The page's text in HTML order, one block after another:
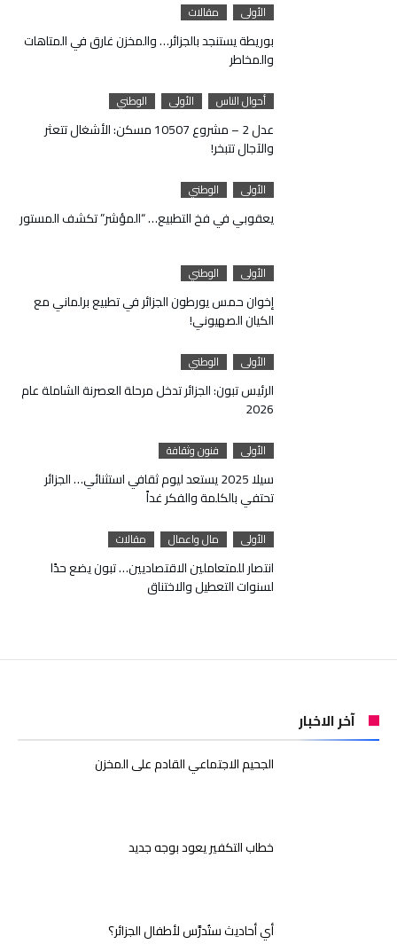
الأولى مقالات
بوريطة يستنجد بالجزائر… والمخزن غارق في المتاهات
والمخاطر
أحوال الناس الأولى الوطني
عدل 2 – مشروع 10507 مسكن: الأشغال تتعثر
والآجال تتبخر!
الأولى الوطني
يعقوبي في فخ التطبيع… “المؤشر” تكشف المستور
الأولى الوطني
إخوان حمس يورطون الجزائر في تطبيع برلماني مع
الكيان الصهيوني!
الأولى الوطني
الرئيس تبون: الجزائر تدخل مرحلة العصرنة الشاملة عام
2026
الأولى فنون وثقافة
سيلا 2025 يستعد ليوم ثقافي استثنائي… الجزائر
تحتفي بالكلمة والفكر غداً
الأولى مال واعمال مقالات
انتصار للمتعاملين الاقتصاديين… تبون يضع حدًا
لسنوات التعطيل والاختناق
آخر الاخبار
الجحيم الاجتماعي القادم على المخزن
خطاب التكفير يعود بوجه جديد
أي أحاديث ستُدرَّس لأطفال الجزائر؟